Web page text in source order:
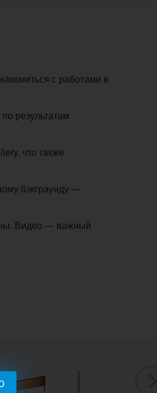
с работами в
результатам
что также
бэкграунду —
Видео — важный